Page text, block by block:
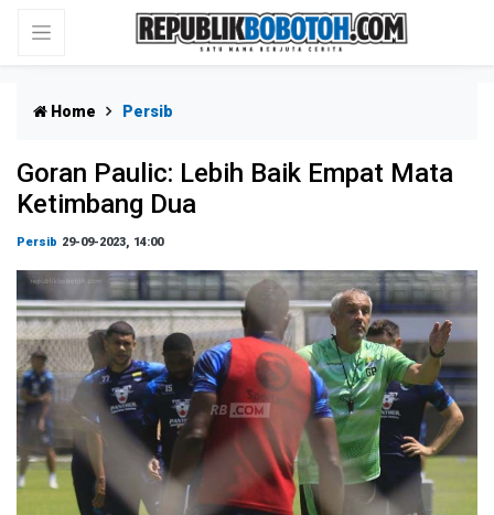
Home Persib
Goran Paulic: Lebih Baik Empat Mata
Ketimbang Dua
Persib 29-09-2023, 14:00